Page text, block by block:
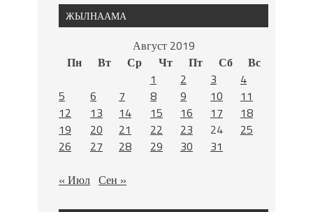
ЖЫЛНААМА
Август 2019
Пн
Вт Ср Чт Пт Сб
Вс
1
2 3
4
5
6 7 8 9 10
11
12
13 14 15 16 17
18
19
20 21 22 23 24
25
26
27 28 29 30
31
« Июл Сен »